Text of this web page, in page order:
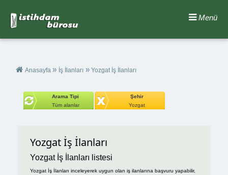
Menü
Anasayfa » İş İlanları » Yozgat İş İlanları
Arama Tipi
Tüm alanlar
Şehir
Yozgat
Yozgat İş İlanları
Yozgat İş İlanları listesi
Yozgat İş İlanları inceleyerek uygun olan iş ilanlarına başvuru yapabilir,